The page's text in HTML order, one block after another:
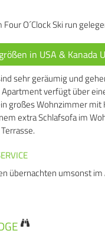
O´Clock Ski run
in USA & Kanada
sehr geräumig und
Apartment verfügt über
großes Wohnzimmer mit
extra Schlafsofa im
übernachten umsonst